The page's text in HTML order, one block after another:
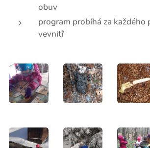
obuv
program probíhá za každého
vevnitř